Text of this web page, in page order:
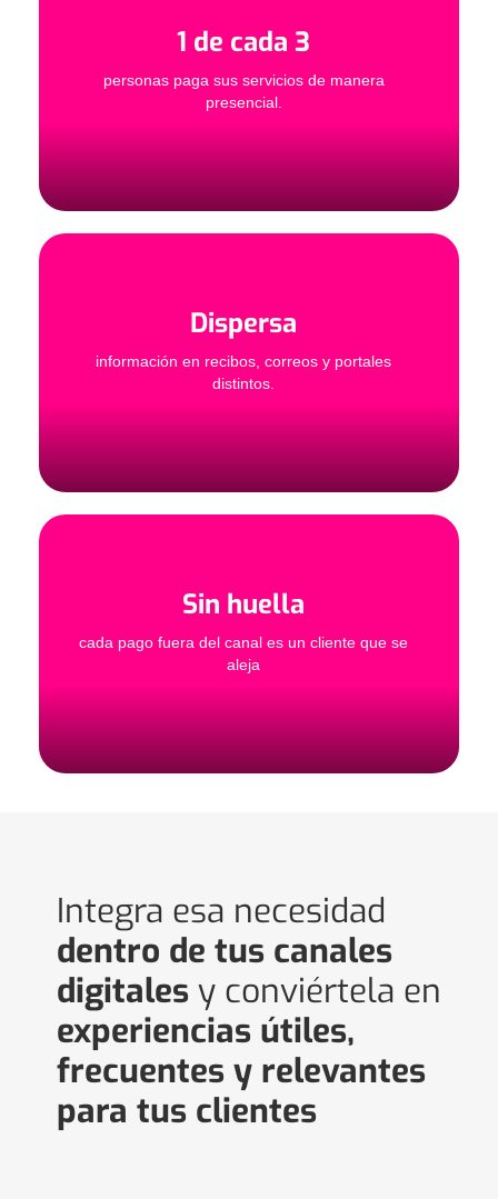
1 de cada 3
personas paga sus servicios de manera
presencial.
Dispersa
información en recibos, correos y portales
distintos.
Sin huella
cada pago fuera del canal es un cliente que se
aleja
Integra esa necesidad
dentro de tus canales
digitales y conviértela en
experiencias útiles,
frecuentes y relevantes
para tus clientes